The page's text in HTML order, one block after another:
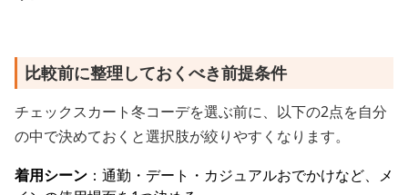
比較前に整理しておくべき前提条件
チェックスカート冬コーデを選ぶ前に、以下の2点を自分
の中で決めておくと選択肢が絞りやすくなります。
着用シーン ：通勤・デート・カジュアルおでかけなど、メ